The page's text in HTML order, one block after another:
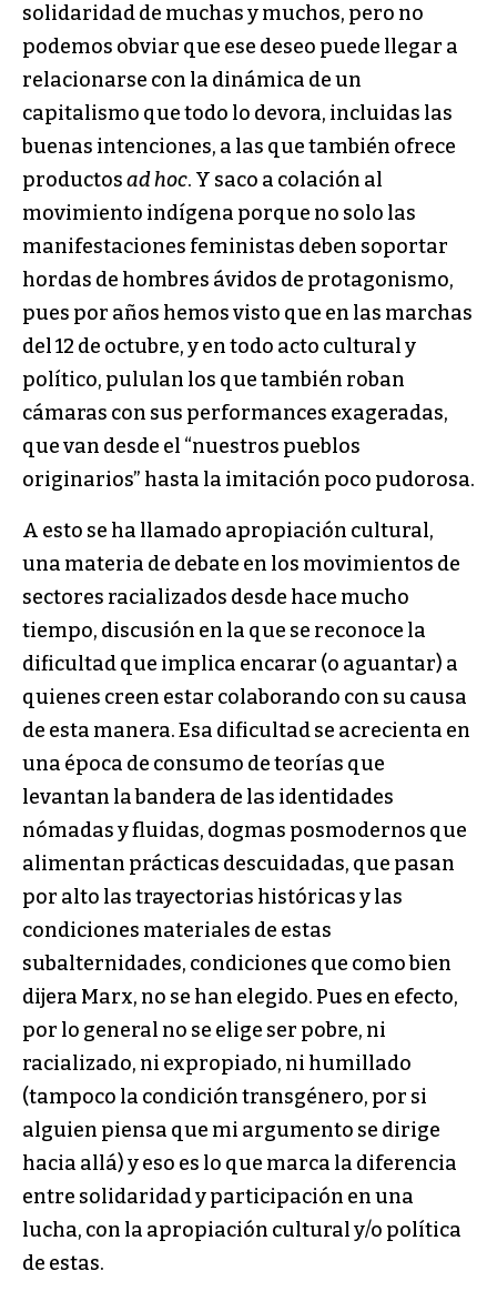
solidaridad de muchas y muchos, pero no
podemos obviar que ese deseo puede llegar a
relacionarse con la dinámica de un
capitalismo que todo lo devora, incluidas las
buenas intenciones, a las que también ofrece
productosad hoc. Y saco a colación al
movimiento indígena porque no solo las
manifestaciones feministas deben soportar
hordas de hombres ávidos de protagonismo,
pues por años hemos visto que en las marchas
del 12 de octubre, y en todo acto cultural y
político, pululan los que también roban
cámaras con sus performances exageradas,
que van desde el “nuestros pueblos
originarios” hasta la imitación poco pudorosa.
A esto se ha llamado apropiación cultural,
una materia de debate en los movimientos de
sectores racializados desde hace mucho
tiempo, discusión en la que se reconoce la
dificultad que implica encarar (o aguantar) a
quienes creen estar colaborando con su causa
de esta manera. Esa dificultad se acrecienta en
una época de consumo de teorías que
levantan la bandera de las identidades
nómadas y fluidas, dogmas posmodernos que
alimentan prácticas descuidadas, que pasan
por alto las trayectorias históricas y las
condiciones materiales de estas
subalternidades, condiciones que como bien
dijera Marx, no se han elegido. Pues en efecto,
por lo general no se elige ser pobre, ni
racializado, ni expropiado, ni humillado
(tampoco la condición transgénero, por si
alguien piensa que mi argumento se dirige
hacia allá) y eso es lo que marca la diferencia
entre solidaridad y participación en una
lucha, con la apropiación cultural y/o política
de estas.